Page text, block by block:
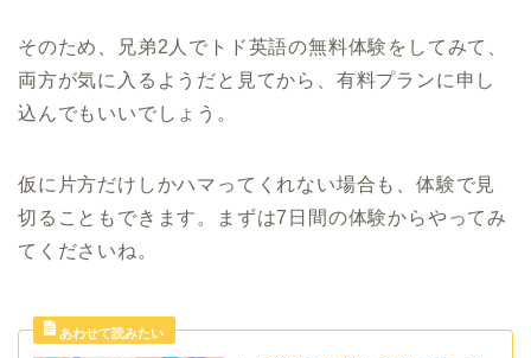
そのため、兄弟2人でトド英語の無料体験をしてみて、
両方が気に入るようだと見てから、有料プランに申し
込んでもいいでしょう。
仮に片方だけしかハマってくれない場合も、体験で見
切ることもできます。まずは7日間の体験からやってみ
てくださいね。